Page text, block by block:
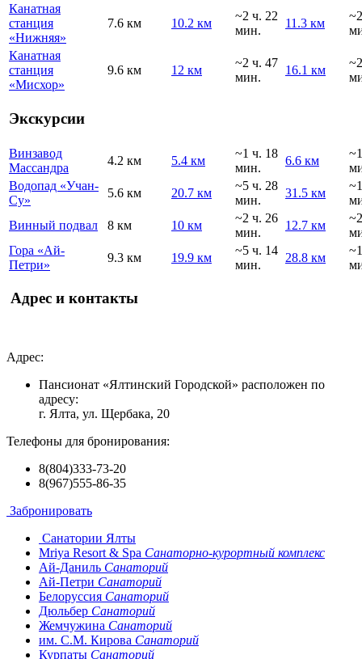
Канатная
станция
«Нижняя»
7.6 км 10.2 км
~2 ч. 22
мин.
11.3 км
Канатная
станция
«Мисхор»
9.6 км 12 км
~2 ч. 47
мин.
16.1 км
Экскурсии
Винзавод
Массандра
4.2 км 5.4 км
~1 ч. 18
мин.
6.6 км
Водопад «Учан-
Су»
5.6 км 20.7 км
~5 ч. 28
мин.
31.5 км
Винный подвал
8 км 10 км
~2 ч. 26
мин.
12.7 км
Гора «Ай-
Петри»
9.3 км 19.9 км
~5 ч. 14
мин.
28.8 км
Адрес и контакты
Адрес:
Пансионат «Ялтинский Городской» расположен по
адресу:
г. Ялта, ул. Щербака, 20
Телефоны для бронирования:
8(804)333-73-20
8(967)555-86-35
Забронировать
Санатории Ялты
Mriya Resort & Spa Санаторно-курортный комплекс
Ай-Даниль Санаторий
Ай-Петри Санаторий
Белоруссия Санаторий
Дюльбер Санаторий
Жемчужина Санаторий
им. С.М. Кирова Санаторий
Курпаты Санаторий